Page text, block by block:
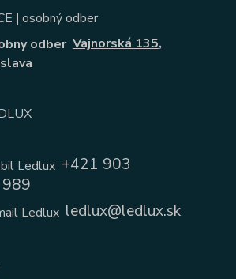
| osobný odber
Vajnorská 135,
+421 903
ledlux@ledlux.sk